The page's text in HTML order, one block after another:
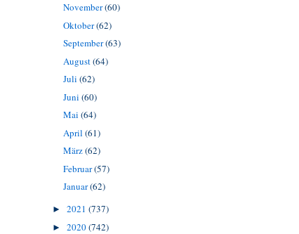
November(60)
Oktober(62)
September(63)
August(64)
Juli (62)
Juni (60)
Mai (64)
April (61)
März(62)
Februar(57)
Januar(62)
► 2021 (737)
► 2020(742)